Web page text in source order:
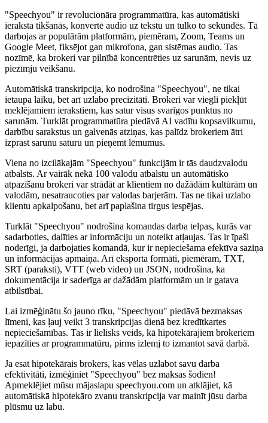
"Speechyou" ir revolucionāra programmatūra, kas automātiski
ieraksta tikšanās, konvertē audio uz tekstu un tulko to sekundēs. Tā
darbojas ar populārām platformām, piemēram, Zoom, Teams un
Google Meet, fiksējot gan mikrofona, gan sistēmas audio. Tas
nozīmē, ka brokeri var pilnībā koncentrēties uz sarunām, nevis uz
piezīmju veikšanu.
Automātiskā transkripcija, ko nodrošina "Speechyou", ne tikai
ietaupa laiku, bet arī uzlabo precizitāti. Brokeri var viegli piekļūt
meklējamiem ierakstiem, kas satur visus svarīgos punktus no
sarunām. Turklāt programmatūra piedāvā AI vadītu kopsavilkumu,
darbību sarakstus un galvenās atziņas, kas palīdz brokeriem ātri
izprast sarunu saturu un pieņemt lēmumus.
Viena no izcilākajām "Speechyou" funkcijām ir tās daudzvalodu
atbalsts. Ar vairāk nekā 100 valodu atbalstu un automātisko
atpazīšanu brokeri var strādāt ar klientiem no dažādām kultūrām un
valodām, nesatraucoties par valodas barjerām. Tas ne tikai uzlabo
klientu apkalpošanu, bet arī paplašina tirgus iespējas.
Turklāt "Speechyou" nodrošina komandas darba telpas, kurās var
sadarboties, dalīties ar informāciju un noteikt atļaujas. Tas ir īpaši
noderīgi, ja darbojaties komandā, kur ir nepieciešama efektīva saziņa
un informācijas apmaiņa. Arī eksporta formāti, piemēram, TXT,
SRT (paraksti), VTT (web video) un JSON, nodrošina, ka
dokumentācija ir saderīga ar dažādām platformām un ir gatava
atbilstībai.
Lai izmēģinātu šo jauno rīku, "Speechyou" piedāvā bezmaksas
līmeni, kas ļauj veikt 3 transkripcijas dienā bez kredītkartes
nepieciešamības. Tas ir lielisks veids, kā hipotekārajiem brokeriem
iepazīties ar programmatūru, pirms izlemj to izmantot savā darbā.
Ja esat hipotekārais brokers, kas vēlas uzlabot savu darba
efektivitāti, izmēģiniet "Speechyou" bez maksas šodien!
Apmeklējiet mūsu mājaslapu speechyou.com un atklājiet, kā
automātiskā hipotekāro zvanu transkripcija var mainīt jūsu darba
plūsmu uz labu.